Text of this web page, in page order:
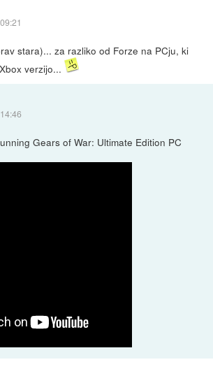
stara)... za razliko od Forze na PCju, ki
verzijo...
Gears of War: Ultimate Edition PC